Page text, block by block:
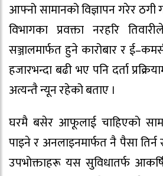
आफ्नो सामानको विज्ञापन गरेर ठगी
विभागका प्रवक्ता नरहरि
सञ्जालमार्फत हुने कारोबार र
हजारभन्दा बढी भए पनि दर्ता
अत्यन्तै न्यून रहेको बताए ।
घरमै बसेर आफूलाई चाहिएको
पाइने र अनलाइनमार्फत नै पैसा
उपभोक्ताहरू यस सुविधातर्फ